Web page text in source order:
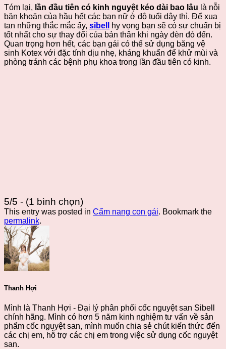
Tóm lại, lần đầu tiên có kinh nguyệt kéo dài bao lâu là nỗi
băn khoăn của hầu hết các bạn nữ ở độ tuổi dậy thì. Để xua
tan những thắc mắc ấy, sibell
hy vọng bạn sẽ có sự chuẩn bị
tốt nhất cho sự thay đổi của bản thân khi ngày đèn đỏ đến.
Quan trọng hơn hết, các bạn gái có thể sử dụng băng vệ
sinh Kotex với đặc tính dịu nhẹ, kháng khuẩn để khử mùi và
phòng tránh các bệnh phụ khoa trong lần đầu tiên có kinh.
5/5 - (1 bình chọn)
This entry was posted in Cẩm nang con gái. Bookmark the
permalink.
Thanh Hợi
Mình là Thanh Hợi - Đại lý phân phối cốc nguyệt san Sibell
chính hãng. Mình có hơn 5 năm kinh nghiệm tư vấn về sản
phẩm cốc nguyệt san, mình muốn chia sẻ chút kiến thức đến
các chị em, hỗ trợ các chị em trong việc sử dụng cốc nguyệt
san.